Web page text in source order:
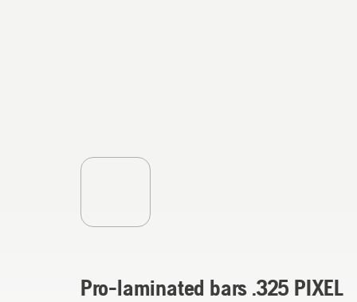
Pro-laminated bars .325 PIXEL